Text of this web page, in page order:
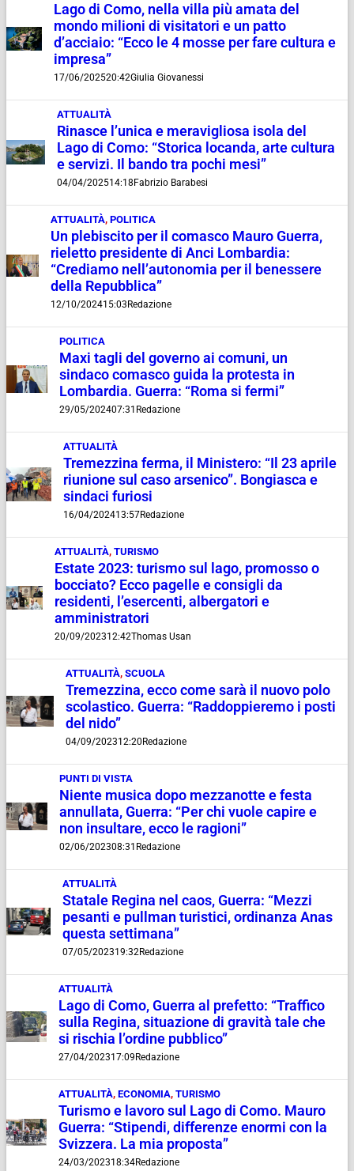
Lago di Como, nella villa più amata del
mondo milioni di visitatori e un patto
d’acciaio: “Ecco le 4 mosse per fare cultura e
impresa”
17/06/202520:42Giulia Giovanessi
ATTUALITÀ
Rinasce l’unica e meravigliosa isola del
Lago di Como: “Storica locanda, arte cultura
e servizi. Il bando tra pochi mesi”
04/04/202514:18Fabrizio Barabesi
ATTUALITÀ,POLITICA
Un plebiscito per il comasco Mauro Guerra,
rieletto presidente di Anci Lombardia:
“Crediamo nell’autonomia per il benessere
della Repubblica”
12/10/202415:03Redazione
POLITICA
Maxi tagli del governo ai comuni, un
sindaco comasco guida la protesta in
Lombardia. Guerra: “Roma si fermi”
29/05/202407:31 Redazione
ATTUALITÀ
Tremezzina ferma, il Ministero: “Il 23 aprile
riunione sul caso arsenico”. Bongiasca e
sindaci furiosi
16/04/202413:57Redazione
ATTUALITÀ, TURISMO
Estate 2023: turismo sul lago, promosso o
bocciato? Ecco pagelle e consigli da
residenti, l’esercenti, albergatori e
amministratori
20/09/202312:42Thomas Usan
ATTUALITÀ, SCUOLA
Tremezzina, ecco come sarà il nuovo polo
scolastico. Guerra: “Raddoppieremo i posti
del nido”
04/09/202312:20Redazione
PUNTI DI VISTA
Niente musica dopo mezzanotte e festa
annullata, Guerra: “Per chi vuole capire e
non insultare, ecco le ragioni”
02/06/202308:31 Redazione
ATTUALITÀ
Statale Regina nel caos, Guerra: “Mezzi
pesanti e pullman turistici, ordinanza Anas
questa settimana”
07/05/202319:32Redazione
ATTUALITÀ
Lago di Como, Guerra al prefetto: “Traffico
sulla Regina, situazione di gravità tale che
si rischia l’ordine pubblico”
27/04/202317:09Redazione
ATTUALITÀ,ECONOMIA,TURISMO
Turismo e lavoro sul Lago di Como. Mauro
Guerra: “Stipendi, differenze enormi con la
Svizzera. La mia proposta”
24/03/202318:34Redazione